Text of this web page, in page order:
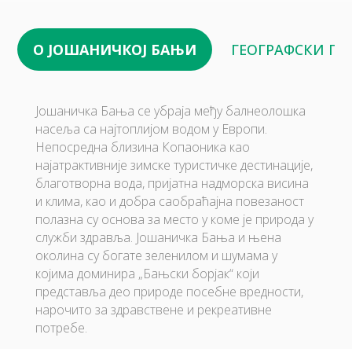
О ЈОШАНИЧКОЈ БАЊИ ГЕОГРАФСКИ
Јошаничка Бања се убраја међу балнеолошка
насеља са најтоплијом водом у Европи.
Непосредна близина Копаоника као
најатрактивније зимске туристичке дестинације,
благотворна вода, пријатна надморска висина
и клима, као и добра саобраћајна повезаност
полазна су основа за место у коме је природа у
служби здравља. Јошаничка Бања и њена
околина су богате зеленилом и шумама у
којима доминира „Бањски борјак“ који
представља део природе посебне вредности,
нарочито за здравствене и рекреативне
потребе.